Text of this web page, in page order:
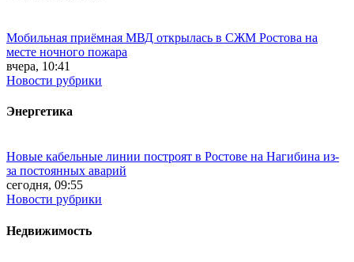
Мобильная приёмная МВД открылась в СЖМ Ростова на
месте ночного пожара
вчера, 10:41
Новости рубрики
Энергетика
Новые кабельные линии построят в Ростове на Нагибина из-
за постоянных аварий
сегодня, 09:55
Новости рубрики
Недвижимость